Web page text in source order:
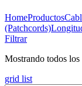
HomeProductos
(Patchcords)
Filtrar
Mostrando todos los
grid list